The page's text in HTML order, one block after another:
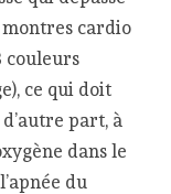
montres cardio
couleurs
ce qui doit
part, à
dans le
du